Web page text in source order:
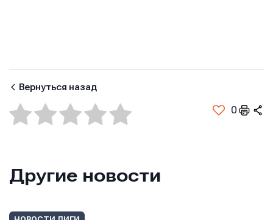
Вернуться назад
0
Другие новости